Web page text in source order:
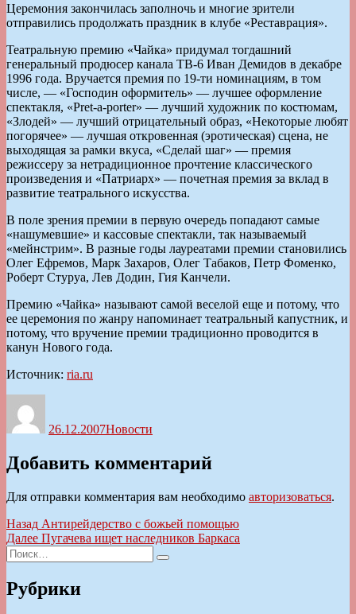
Церемония закончилась заполночь и многие зрители
отправились продолжать праздник в клубе «Реставрация».
Театральную премию «Чайка» придумал тогдашний
генеральный продюсер канала ТВ-6 Иван Демидов в декабре
1996 года. Вручается премия по 19-ти номинациям, в том
числе, — «Господин оформитель» — лучшее оформление
спектакля, «Pret-a-porter» — лучший художник по костюмам,
«Злодей» — лучший отрицательный образ, «Некоторые любят
погорячее» — лучшая откровенная (эротическая) сцена, не
выходящая за рамки вкуса, «Сделай шаг» — премия
режиссеру за нетрадиционное прочтение классического
произведения и «Патриарх» — почетная премия за вклад в
развитие театрального искусства.
В поле зрения премии в первую очередь попадают самые
«нашумевшие» и кассовые спектакли, так называемый
«мейнстрим». В разные годы лауреатами премии становились
Олег Ефремов, Марк Захаров, Олег Табаков, Петр Фоменко,
Роберт Стуруа, Лев Додин, Гия Канчели.
Премию «Чайка» называют самой веселой еще и потому, что
ее церемония по жанру напоминает театральный капустник, и
потому, что вручение премии традиционно проводится в
канун Нового года.
Источник: ria.ru
26.12.2007Новости
Добавить комментарий
Для отправки комментария вам необходимо авторизоваться.
Навигация
по
записям
Назад Предыдущая
запись:
Антирейдерство с божьей помощью
Далее Следующая
Пугачева ищет наследников Баркаса
Искать:
Поиск
Рубрики